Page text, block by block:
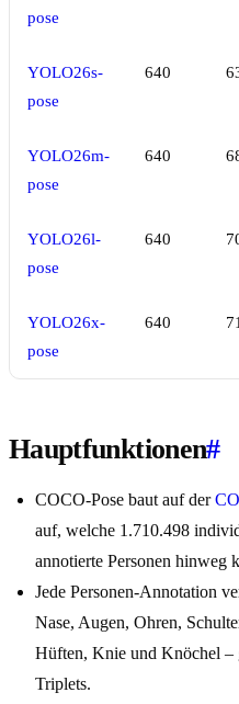
pose
YOLO26s-
pose
640
YOLO26m-
pose
640
YOLO26l-
pose
640
YOLO26x-
pose
640
Hauptfunktionen#
COCO-Pose baut auf der
auf, welche 1.710.498
annotierte Personen hinweg
Jede Personen-Annotation
Nase, Augen, Ohren,
Hüften, Knie und Knöchel –
Triplets.